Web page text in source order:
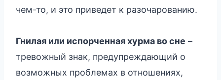
чем-то, и это приведет к разочарованию.
Гнилая или испорченная хурма во сне –
тревожный знак, предупреждающий о
возможных проблемах в отношениях,